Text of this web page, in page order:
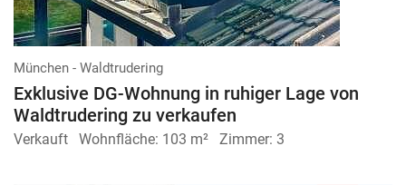
München - Waldtrudering
Exklusive DG-Wohnung in ruhiger Lage von
Waldtrudering zu verkaufen
Verkauft Wohnfläche: 103 m² Zimmer: 3